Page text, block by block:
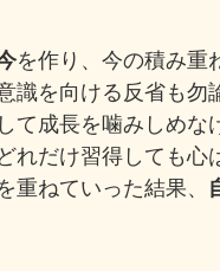
を作り、今の積み重
識を向ける反省も勿
て成長を噛みしめ
れだけ習得しても心
重ねていった結果、